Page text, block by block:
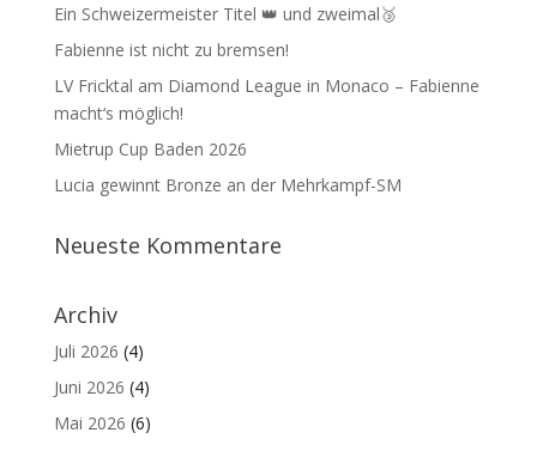
Ein Schweizermeister Titel 👑 und zweimal🥉
Fabienne ist nicht zu bremsen!
LV Fricktal am Diamond League in Monaco – Fabienne
macht‘s möglich!
Mietrup Cup Baden 2026
Lucia gewinnt Bronze an der Mehrkampf-SM
Neueste Kommentare
Archiv
Juli 2026 (4)
Juni 2026 (4)
Mai 2026 (6)